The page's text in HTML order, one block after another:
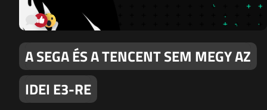
A SEGA ÉS A TENCENT SEM MEGY AZ
IDEI E3-RE